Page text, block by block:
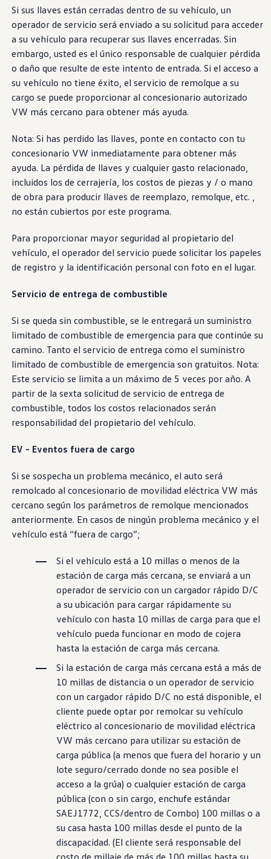
Si sus llaves están cerradas dentro de su vehículo, un
operador de servicio será enviado a su solicitud para acceder
a su vehículo para recuperar sus llaves encerradas. Sin
embargo, usted es el único responsable de cualquier pérdida
o daño que resulte de este intento de entrada. Si el acceso a
su vehículo no tiene éxito, el servicio de remolque a su
cargo se puede proporcionar al concesionario autorizado
VW más cercano para obtener más ayuda.
Nota: Si has perdido las llaves, ponte en contacto con tu
concesionario VW inmediatamente para obtener más
ayuda. La pérdida de llaves y cualquier gasto relacionado,
incluidos los de cerrajería, los costos de piezas y / o mano
de obra para producir llaves de reemplazo, remolque, etc. ,
no están cubiertos por este programa.
Para proporcionar mayor seguridad al propietario del
vehículo, el operador del servicio puede solicitar los papeles
de registro y la identificación personal con foto en el lugar.
Servicio de entrega de combustible
Si se queda sin combustible, se le entregará un suministro
limitado de combustible de emergencia para que continúe su
camino. Tanto el servicio de entrega como el suministro
limitado de combustible de emergencia son gratuitos. Nota:
Este servicio se limita a un máximo de 5 veces por año. A
partir de la sexta solicitud de servicio de entrega de
combustible, todos los costos relacionados serán
responsabilidad del propietario del vehículo.
EV - Eventos fuera de cargo
Si se sospecha un problema mecánico, el auto será
remolcado al concesionario de movilidad eléctrica VW más
cercano según los parámetros de remolque mencionados
anteriormente. En casos de ningún problema mecánico y el
vehículo está “fuera de cargo”;
Si el vehículo está a 10 millas o menos de la
estación de carga más cercana, se enviará a un
operador de servicio con un cargador rápido D/C
a su ubicación para cargar rápidamente su
vehículo con hasta 10 millas de carga para que el
vehículo pueda funcionar en modo de cojera
hasta la estación de carga más cercana.
Si la estación de carga más cercana está a más de
10 millas de distancia o un operador de servicio
con un cargador rápido D/C no está disponible, el
cliente puede optar por remolcar su vehículo
eléctrico al concesionario de movilidad eléctrica
VW más cercano para utilizar su estación de
carga pública (a menos que fuera del horario y un
lote seguro/cerrado donde no sea posible el
acceso a la grúa) o cualquier estación de carga
pública (con o sin cargo, enchufe estándar
SAEJ1772, CCS/dentro de Combo) 100 millas o a
su casa hasta 100 millas desde el punto de la
discapacidad. (El cliente será responsable del
costo de millaje de más de 100 millas hasta su